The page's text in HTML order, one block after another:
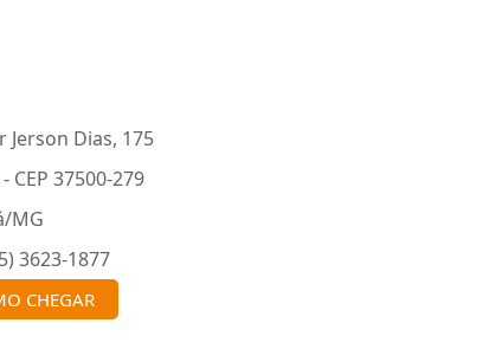
Jerson Dias, 175
CEP 37500-279
MG
3623-1877
CHEGAR